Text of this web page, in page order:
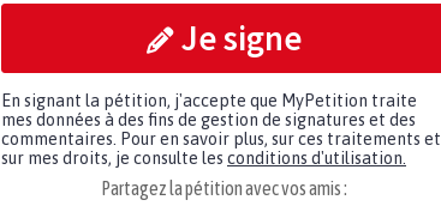
Je signe
En signant la pétition, j'accepte que MyPetition traite
mes données à des fins de gestion de signatures et des
commentaires. Pour en savoir plus, sur ces traitements et
sur mes droits, je consulte les conditions d'utilisation.
Partagez la pétition avec vos amis :